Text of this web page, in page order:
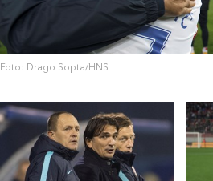
Foto: Drago Sopta/HNS